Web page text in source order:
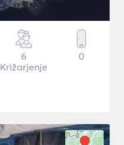
6
Križarjenje
0